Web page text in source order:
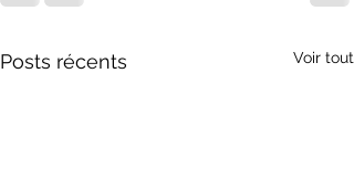
Posts récents Voir tout